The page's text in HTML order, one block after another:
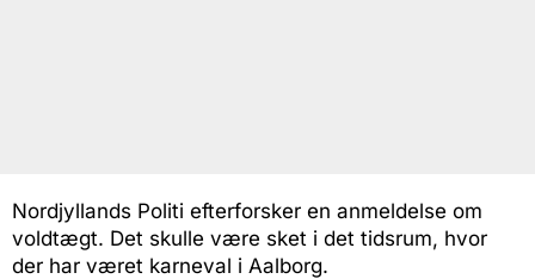
Nordjyllands Politi efterforsker en anmeldelse om
voldtægt. Det skulle være sket i det tidsrum, hvor
der har været karneval i Aalborg.